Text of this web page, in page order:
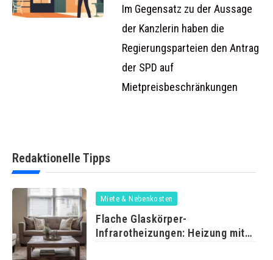
abgelehnt
Im Gegensatz zu der Aussage
der Kanzlerin haben die
Regierungsparteien den Antrag
der SPD auf
Mietpreisbeschränkungen
Redaktionelle Tipps
Miete & Nebenkosten
Flache Glaskörper-
Infrarotheizungen: Heizung mit